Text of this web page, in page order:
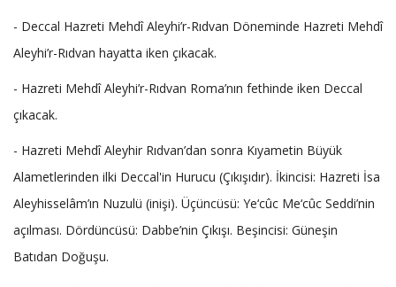
- Deccal Hazreti Mehdî Aleyhi’r-Rıdvan Döneminde Hazreti Mehdî
Aleyhi’r-Rıdvan hayatta iken çıkacak.
- Hazreti Mehdî Aleyhi’r-Rıdvan Roma’nın fethinde iken Deccal
çıkacak.
- Hazreti Mehdî Aleyhir Rıdvan’dan sonra Kıyametin Büyük
Alametlerinden ilki Deccal'in Hurucu (Çıkışıdır). İkincisi: Hazreti İsa
Aleyhisselâm’ın Nuzulü (inişi). Üçüncüsü: Ye‘cûc Me‘cûc Seddi’nin
açılması. Dördüncüsü: Dabbe’nin Çıkışı. Beşincisi: Güneşin
Batıdan Doğuşu.